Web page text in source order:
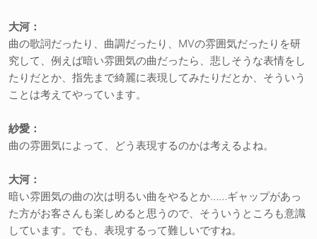
大河：
曲の歌詞だったり、曲調だったり、MVの雰囲気だったりを研
究して、例えば暗い雰囲気の曲だったら、悲しそうな表情をし
たりだとか、指先まで綺麗に表現してみたりだとか、そういう
ことは考えてやっています。
紗愛：
曲の雰囲気によって、どう表現するのかは考えるよね。
大河：
暗い雰囲気の曲の次は明るい曲をやるとか……ギャップがあっ
た方がお客さんも楽しめると思うので、そういうところも意識
しています。でも、表現するって難しいですね。